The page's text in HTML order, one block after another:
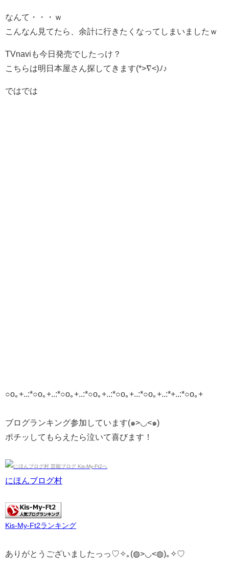
なんて・・・ｗ
こんなん見てたら、余計に行きたくなってしまいましたｗ
TVnaviも今日発売でしたっけ？
こちらは明日本屋さん探してきます(*>∇<)ﾉ♪
ではでは
○o｡+..:*○o｡+..:*○o｡+..:*○o｡+..:*○o｡+..:*○o｡+..:*+..:*○o｡+
ブログランキング参加しています(๑>◡<๑)
ポチッしてもらえたら泣いて喜びます！
にほんブログ村
Kis-My-Ft2ランキング
ありがとうございましたっっ♡✧｡(◍>◡<◍)｡✧♡